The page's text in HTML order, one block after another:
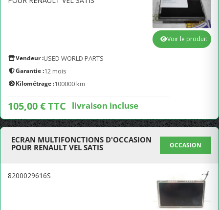
Vendeur :USED WORLD PARTS
Garantie :12 mois
Kilométrage :100000 km
105,00 € TTC livraison incluse
Voir le produit
ECRAN MULTIFONCTIONS D'OCCASION
POUR RENAULT VEL SATIS
OCCASION
8200029616S